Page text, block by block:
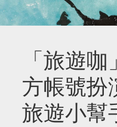
「旅遊
方帳號扮
旅遊小幫